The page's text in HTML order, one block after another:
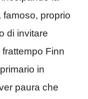
proprio
di invitare
Finn
in
paura che